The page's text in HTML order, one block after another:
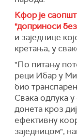
Кфор је
"доприноси
и заједнице
кретања, у
"По питању
реци Ибар у
био
Свака одлука
донета кроз
ефективну
заједницом",